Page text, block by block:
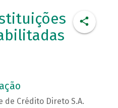
de Crédito Direto S.A.